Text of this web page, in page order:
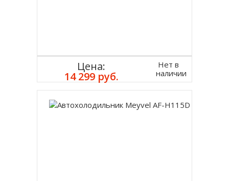
Цена:
14 299 руб.
Нет в
наличии